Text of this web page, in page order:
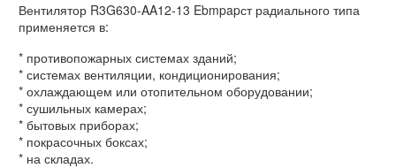
Вентилятор R3G630-AA12-13 Ebmpapст радиального типа
применяется в:
* противопожарных системах зданий;
* системах вентиляции, кондиционирования;
* охлаждающем или отопительном оборудовании;
* сушильных камерах;
* бытовых приборах;
* покрасочных боксах;
* на складах.